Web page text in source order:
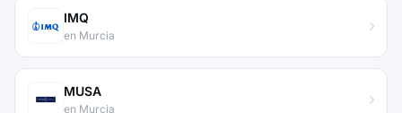
IMQ
en Murcia
MUSA
en Murcia